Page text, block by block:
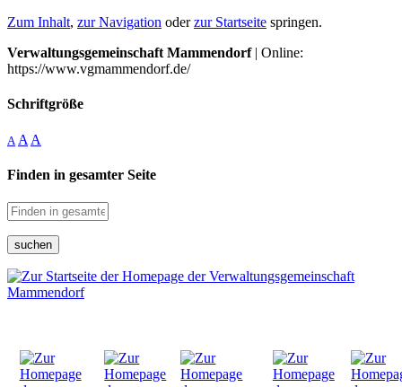
Zum Inhalt, zur Navigation oderzur Startseite springen.
Verwaltungsgemeinschaft Mammendorf| Online:
https://www.vgmammendorf.de/
Schriftgröße
A A A
Finden in gesamter Seite
suchen